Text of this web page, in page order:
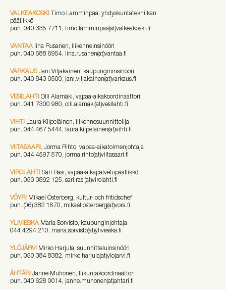
VALKEAKOSKI Timo Lamminpää, yhdyskuntatekniikan
päällikkö
puh. 040 335 7711, timo.lamminpaa(at)valkeakoski.fi
VANTAA Iina Rusanen, liikenneinsinööri
puh. 040 688 6954, iina.rusanen(at)vantaa.fi
VARKAUS Jani Viljakainen, kaupungininsinööri
puh. 040 843 0500, jani.viljakainen(at)varkaus.fi
VESILAHTI Olli Alamäki, vapaa-aikakoordinaattori
puh. 041 7300 980, olli.alamaki(at)vesilahti.fi
VIHTI Laura Kilpeläinen, liikennesuunnittelija
puh. 044 467 5444, laura.kilpelainen(at)vihti.fi
VIITASAARI, Jorma Rihto, vapaa-aikatoimenjohtaja
puh. 044 4597 570, jorma.rihto(at)viitasaari.fi
VIROLAHTI Sari Rasi, vapaa-aikapalvelupäällikkö
puh. 050 3892 125, sari.rasi(at)virolahti.fi
VÖYRI Mikael Österberg, kultur- och fritidschef
puh. (06) 382 1670, mikael.osterberg(at)vora.fi
YLIVIESKA Maria Sorvisto, kaupunginjohtaja
044 4294 210, maria.sorvisto(at)ylivieska.fi
YLÖJÄRVI Mirko Harjula, suunnitteluinsinööri
puh. 050 384 8382, mirko.harjula(at)ylojarvi.fi
ÄHTÄRI Janne Muhonen, liikuntakoordinaattori
puh. 040 628 0014, janne.muhonen(at)ahtari.fi